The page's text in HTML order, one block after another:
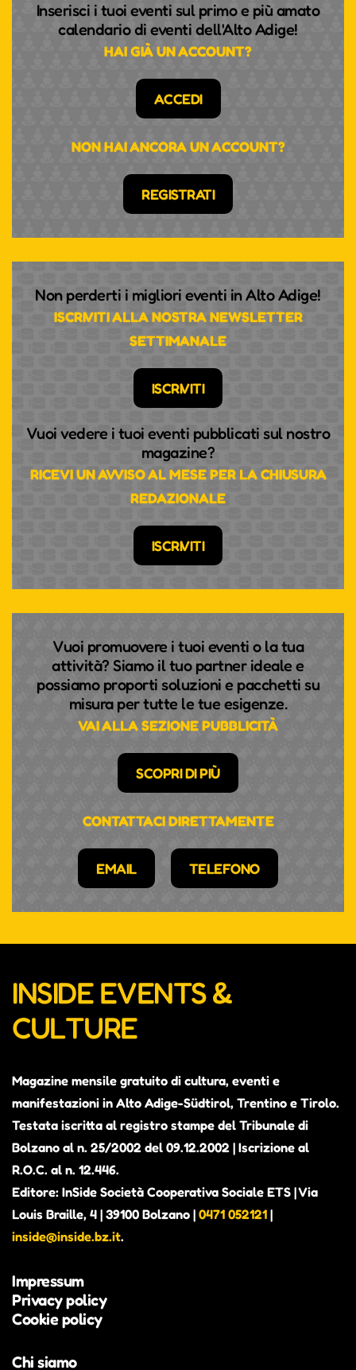
Inserisci i tuoi eventi sul primo e più amato
calendario di eventi dell'Alto Adige!
HAI GIÀ UN ACCOUNT?
ACCEDI
NON HAI ANCORA UN ACCOUNT?
REGISTRATI
Non perderti i migliori eventi in Alto Adige!
ISCRIVITI ALLA NOSTRA NEWSLETTER
SETTIMANALE
ISCRIVITI
Vuoi vedere i tuoi eventi pubblicati sul nostro
magazine?
RICEVI UN AVVISO AL MESE PER LA CHIUSURA
REDAZIONALE
ISCRIVITI
Vuoi promuovere i tuoi eventi o la tua
attività? Siamo il tuo partner ideale e
possiamo proporti soluzioni e pacchetti su
misura per tutte le tue esigenze.
VAI ALLA SEZIONE PUBBLICITÀ
SCOPRI DI PIÙ
CONTATTACI DIRETTAMENTE
EMAIL TELEFONO
INSIDE EVENTS &
CULTURE
Magazine mensile gratuito di cultura, eventi e
manifestazioni in Alto Adige-Südtirol, Trentino e Tirolo.
Testata iscritta al registro stampe del Tribunale di
Bolzano al n. 25/2002 del 09.12.2002 | Iscrizione al
R.O.C. al n. 12.446.
Editore: InSide Società Cooperativa Sociale ETS | Via
Louis Braille, 4 | 39100 Bolzano | 0471 052121 |
inside@inside.bz.it.
Impressum
Privacy policy
Cookie policy
Chi siamo